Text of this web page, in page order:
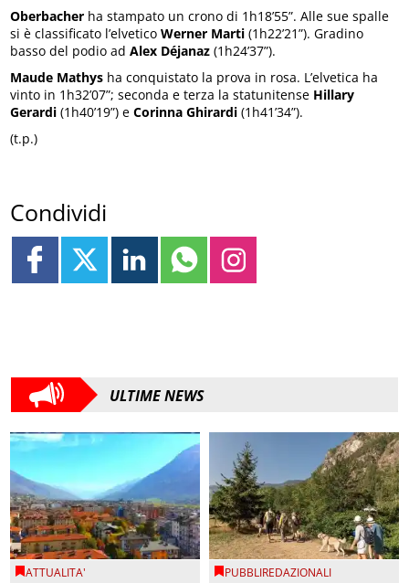
Oberbacher ha stampato un crono di 1h18’55”. Alle sue spalle
si è classificato l’elveticoWerner Marti (1h22’21”). Gradino
basso del podio adAlex Déjanaz (1h24’37”).
Maude Mathys ha conquistato la prova in rosa. L’elvetica ha
vinto in 1h32’07”; seconda e terza la statunitense Hillary
Gerardi (1h40’19”) eCorinna Ghirardi (1h41’34”).
(t.p.)
Condividi
ULTIME NEWS
ATTUALITA' PUBBLIREDAZIONALI